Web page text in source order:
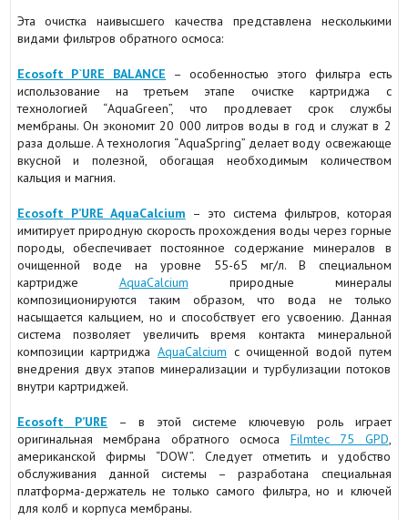
Эта очистка наивысшего качества представлена несколькими
видами фильтров обратного осмоса:
Ecosoft P`URE BALANCE – особенностью этого фильтра есть
использование на третьем этапе очистке картриджа с
технологией “AquaGreen”, что продлевает срок службы
мембраны. Он экономит 20 000 литров воды в год и служат в 2
раза дольше. А технология “AquaSpring” делает воду освежающе
вкусной и полезной, обогащая необходимым количеством
кальция и магния.
Ecosoft P’URE AquaCalcium – это система фильтров, которая
имитирует природную скорость прохождения воды через горные
породы, обеспечивает постоянное содержание минералов в
очищенной воде на уровне 55-65 мг/л. В специальном
картридже AquaCalcium природные минералы
композиционируются таким образом, что вода не только
насыщается кальцием, но и способствует его усвоению. Данная
система позволяет увеличить время контакта минеральной
композиции картриджа AquaCalcium с очищенной водой путем
внедрения двух этапов минерализации и турбулизации потоков
внутри картриджей.
Ecosoft P’URE – в этой системе ключевую роль играет
оригинальная мембрана обратного осмоса Filmtec 75 GPD,
американской фирмы “DOW”. Следует отметить и удобство
обслуживания данной системы – разработана специальная
платформа-держатель не только самого фильтра, но и ключей
для колб и корпуса мембраны.